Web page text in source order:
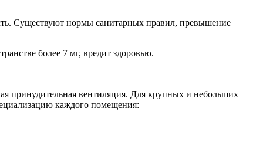
Существуют нормы санитарных правил, превышение
более 7 мг, вредит здоровью.
принудительная вентиляция. Для крупных и небольших
каждого помещения: